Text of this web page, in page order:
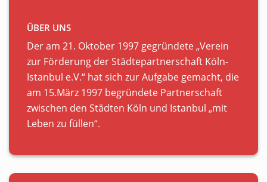
ÜBER UNS
Der am 21. Oktober 1997 gegründete „Verein
zur Förderung der Städtepartnerschaft Köln-
Istanbul e.V.“ hat sich zur Aufgabe gemacht, die
am 15.März 1997 begründete Partnerschaft
zwischen den Städten Köln und Istanbul „mit
Leben zu füllen“.